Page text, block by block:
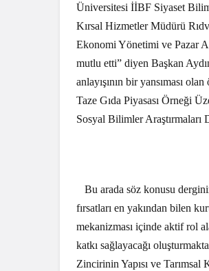
Üniversitesi İİBF Siyaset
Kırsal Hizmetler Müdürü
Ekonomi Yönetimi ve Pazar
mutlu etti” diyen Başkan
anlayışının bir yansıması
Taze Gıda Piyasası Örneği
Sosyal Bilimler Araştırmaları
Bu arada söz konusu
fırsatları en yakından bilen
mekanizması içinde aktif rol
katkı sağlayacağı
Zincirinin Yapısı ve Tarımsal